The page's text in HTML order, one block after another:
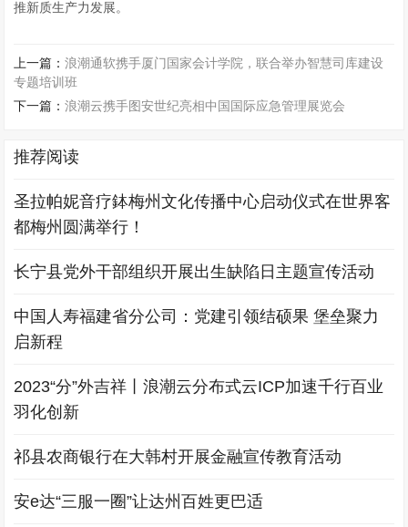
推新质生产力发展。
上一篇：浪潮通软携手厦门国家会计学院，联合举办智慧司库建设
专题培训班
下一篇：浪潮云携手图安世纪亮相中国国际应急管理展览会
推荐阅读
圣拉帕妮音疗鉢梅州文化传播中心启动仪式在世界客
都梅州圆满举行！
长宁县党外干部组织开展出生缺陷日主题宣传活动
中国人寿福建省分公司：党建引领结硕果 堡垒聚力
启新程
2023“分”外吉祥丨浪潮云分布式云ICP加速千行百业
羽化创新
祁县农商银行在大韩村开展金融宣传教育活动
安e达“三服一圈”让达州百姓更巴适